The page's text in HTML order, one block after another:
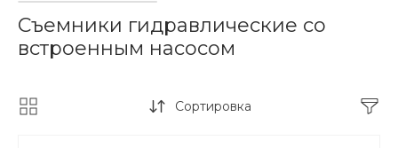
Съемники гидравлические со
встроенным насосом
Сортировка